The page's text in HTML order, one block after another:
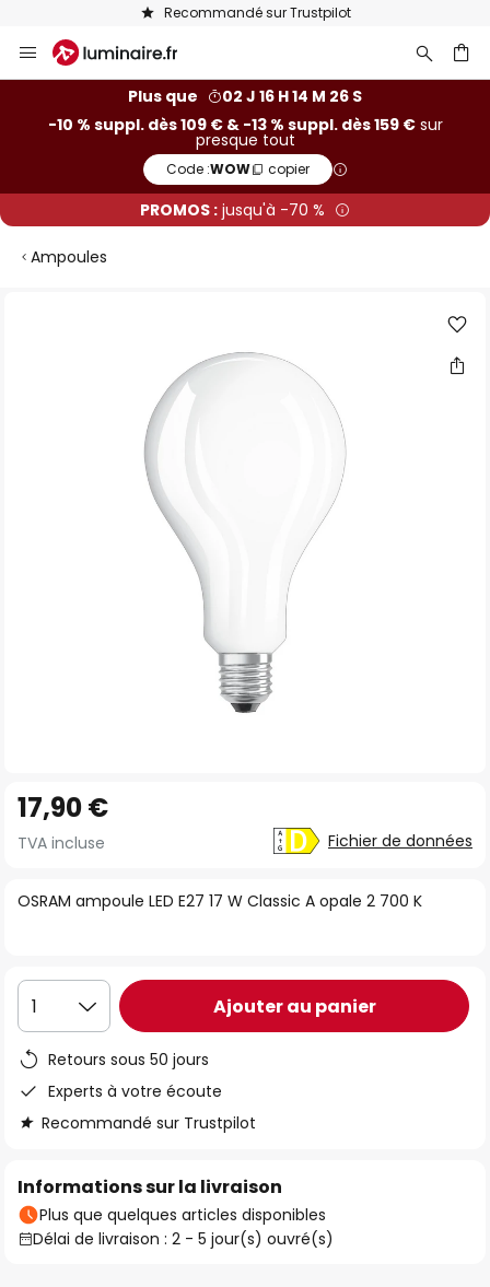
Recommandé sur Trustpilot
Allez
au
Plus que
02 J 16 H 14 M 25 S
-10 % suppl. dès 109 € & -13 % suppl. dès 159 €sur
presque tout
Code :WOW copier
PROMOS : jusqu'à -70 %
Ampoules
to
the
of
gallery
OSRAM ampoule LED E27 17 W Classic A opale 2 700 K
17,90 €
TVA incluse Fichier de données
1 Ajouter au panier
Retours sous 50 jours
Experts à votre écoute
Recommandé sur Trustpilot
Informations sur la livraison
Plus que quelques articles disponibles
Délai de livraison : 2 - 5 jour(s) ouvré(s)